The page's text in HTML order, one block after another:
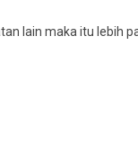
lain maka itu lebih